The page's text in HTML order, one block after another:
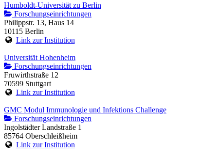
Humboldt-Universität zu Berlin
Forschungseinrichtungen
Philippstr. 13, Haus 14
10115 Berlin
Link zur Institution
Universität Hohenheim
Forschungseinrichtungen
Fruwirthstraße 12
70599 Stuttgart
Link zur Institution
GMC Modul Immunologie und Infektions Challenge
Forschungseinrichtungen
Ingolstädter Landstraße 1
85764 Oberschleißheim
Link zur Institution